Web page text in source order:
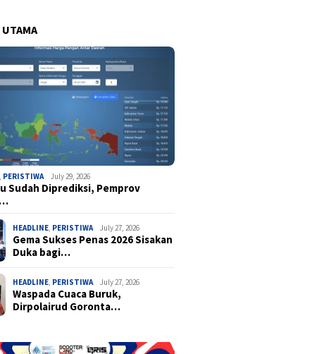
, PERISTIWA July 29, 2026
Sudah Diprediksi, Pemprov
HEADLINE, PERISTIWA July 27, 2026
Gema Sukses Penas 2026 Sisakan
Duka bagi…
HEADLINE, PERISTIWA July 27, 2026
Waspada Cuaca Buruk,
Dirpolairud Goronta…